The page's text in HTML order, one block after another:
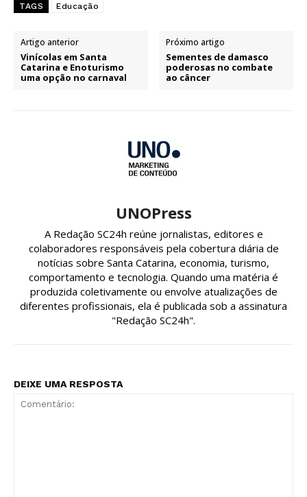
TAGS Educação
Artigo anterior
Vinícolas em Santa
Catarina e Enoturismo
uma opção no carnaval
Próximo artigo
Sementes de damasco
poderosas no combate
ao câncer
UNOPress
A Redação SC24h reúne jornalistas, editores e
colaboradores responsáveis pela cobertura diária de
notícias sobre Santa Catarina, economia, turismo,
comportamento e tecnologia. Quando uma matéria é
produzida coletivamente ou envolve atualizações de
diferentes profissionais, ela é publicada sob a assinatura
"Redação SC24h".
DEIXE UMA RESPOSTA